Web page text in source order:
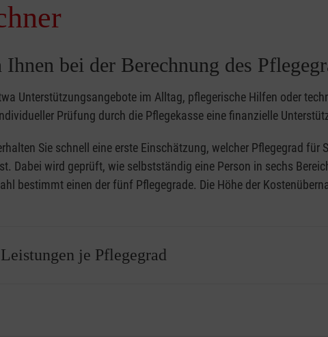
bei der Berechnung des
Unterstützungsangebote im Alltag, pflegerische Hilfen oder
Prüfung durch die Pflegekasse eine finanzielle
Sie schnell eine erste Einschätzung, welcher Pflegegrad
Dabei wird geprüft, wie selbstständig eine Person in sechs
bestimmt einen der fünf Pflegegrade. Die Höhe der
je Pflegegrad